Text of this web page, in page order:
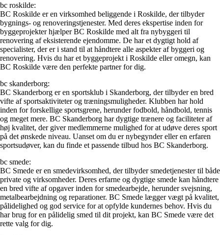
bc roskilde:
BC Roskilde er en virksomhed beliggende i Roskilde, der tilbyder
bygnings- og renoveringstjenester. Med deres ekspertise inden for
byggeprojekter hjælper BC Roskilde med alt fra nybyggeri til
renovering af eksisterende ejendomme. De har et dygtigt hold af
specialister, der er i stand til at håndtere alle aspekter af byggeri og
renovering. Hvis du har et byggeprojekt i Roskilde eller omegn, kan
BC Roskilde være den perfekte partner for dig.
bc skanderborg:
BC Skanderborg er en sportsklub i Skanderborg, der tilbyder en bred
vifte af sportsaktiviteter og træningsmuligheder. Klubben har hold
inden for forskellige sportsgrene, herunder fodbold, håndbold, tennis
og meget mere. BC Skanderborg har dygtige trænere og faciliteter af
høj kvalitet, der giver medlemmerne mulighed for at udøve deres sport
på det ønskede niveau. Uanset om du er nybegynder eller en erfaren
sportsudøver, kan du finde et passende tilbud hos BC Skanderborg.
bc smede:
BC Smede er en smedevirksomhed, der tilbyder smedetjenester til både
private og virksomheder. Deres erfarne og dygtige smede kan håndtere
en bred vifte af opgaver inden for smedearbejde, herunder svejsning,
metalbearbejdning og reparationer. BC Smede lægger vægt på kvalitet,
pålidelighed og god service for at opfylde kundernes behov. Hvis du
har brug for en pålidelig smed til dit projekt, kan BC Smede være det
rette valg for dig.